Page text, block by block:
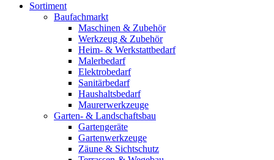
Sortiment
Baufachmarkt
Maschinen & Zubehör
Werkzeug & Zubehör
Heim- & Werkstattbedarf
Malerbedarf
Elektrobedarf
Sanitärbedarf
Haushaltsbedarf
Maurerwerkzeuge
Garten- & Landschaftsbau
Gartengeräte
Gartenwerkzeuge
Zäune & Sichtschutz